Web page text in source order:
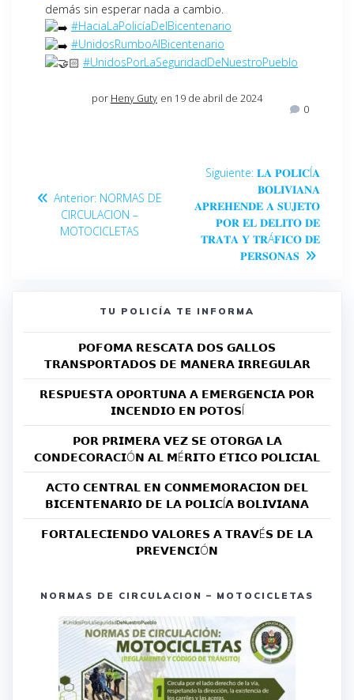
demás sin esperar nada a cambio.
#HaciaLaPolicíaDelBicentenario
#UnidosRumboAlBicentenario
#UnidosPorLaSeguridadDeNuestroPueblo
por Heny Guty en 19 de abril de 2024
0
Anterior: NORMAS DE
CIRCULACION –
MOTOCICLETAS
Siguiente: 𝐋𝐀 𝐏𝐎𝐋𝐈𝐂Í𝐀
𝐁𝐎𝐋𝐈𝐕𝐈𝐀𝐍𝐀
𝐀𝐏𝐑𝐄𝐇𝐄𝐍𝐃𝐄 𝐀 𝐒𝐔𝐉𝐄𝐓𝐎
𝐏𝐎𝐑 𝐄𝐋 𝐃𝐄𝐋𝐈𝐓𝐎 𝐃𝐄
𝐓𝐑𝐀𝐓𝐀 𝐘 𝐓𝐑Á𝐅𝐈𝐂𝐎 𝐃𝐄
𝐏𝐄𝐑𝐒𝐎𝐍𝐀𝐒
TU POLICÍA TE INFORMA
𝗣𝗢𝗙𝗢𝗠𝗔 𝗥𝗘𝗦𝗖𝗔𝗧𝗔 𝗗𝗢𝗦 𝗚𝗔𝗟𝗟𝗢𝗦
𝗧𝗥𝗔𝗡𝗦𝗣𝗢𝗥𝗧𝗔𝗗𝗢𝗦 𝗗𝗘 𝗠𝗔𝗡𝗘𝗥𝗔 𝗜𝗥𝗥𝗘𝗚𝗨𝗟𝗔𝗥
𝗥𝗘𝗦𝗣𝗨𝗘𝗦𝗧𝗔 𝗢𝗣𝗢𝗥𝗧𝗨𝗡𝗔 𝗔 𝗘𝗠𝗘𝗥𝗚𝗘𝗡𝗖𝗜𝗔 𝗣𝗢𝗥
𝗜𝗡𝗖𝗘𝗡𝗗𝗜𝗢 𝗘𝗡 𝗣𝗢𝗧𝗢𝗦Í
𝗣𝗢𝗥 𝗣𝗥𝗜𝗠𝗘𝗥𝗔 𝗩𝗘𝗭 𝗦𝗘 𝗢𝗧𝗢𝗥𝗚𝗔 𝗟𝗔
𝗖𝗢𝗡𝗗𝗘𝗖𝗢𝗥𝗔𝗖𝗜Ó𝗡 𝗔𝗟 𝗠É𝗥𝗜𝗧𝗢 𝗘́𝗧𝗜𝗖𝗢 𝗣𝗢𝗟𝗜𝗖𝗜𝗔𝗟
𝗔𝗖𝗧𝗢 𝗖𝗘𝗡𝗧𝗥𝗔𝗟 𝗘𝗡 𝗖𝗢𝗡𝗠𝗘𝗠𝗢𝗥𝗔𝗖𝗜𝗢𝗡 𝗗𝗘𝗟
𝗕𝗜𝗖𝗘𝗡𝗧𝗘𝗡𝗔𝗥𝗜𝗢 𝗗𝗘 𝗟𝗔 𝗣𝗢𝗟𝗜𝗖Í𝗔 𝗕𝗢𝗟𝗜𝗩𝗜𝗔𝗡𝗔
𝗙𝗢𝗥𝗧𝗔𝗟𝗘𝗖𝗜𝗘𝗡𝗗𝗢 𝗩𝗔𝗟𝗢𝗥𝗘𝗦 𝗔 𝗧𝗥𝗔𝗩É𝗦 𝗗𝗘 𝗟𝗔
𝗣𝗥𝗘𝗩𝗘𝗡𝗖𝗜Ó𝗡
NORMAS DE CIRCULACION – MOTOCICLETAS